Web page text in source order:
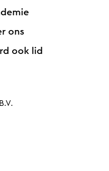
ons
ook lid